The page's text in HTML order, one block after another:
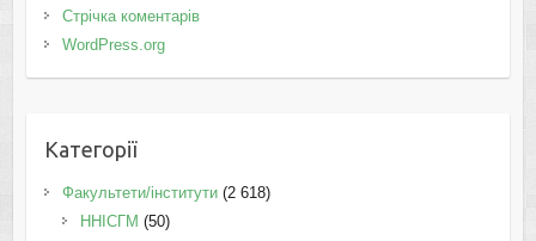
Стрічка коментарів
WordPress.org
Категорії
Факультети/інститути(2 618)
ННІСГМ (50)